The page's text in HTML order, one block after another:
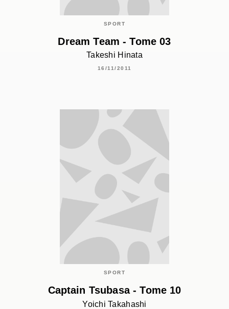
SPORT
Dream Team - Tome 03
Takeshi Hinata
16/11/2011
SPORT
Captain Tsubasa - Tome 10
Yoichi Takahashi